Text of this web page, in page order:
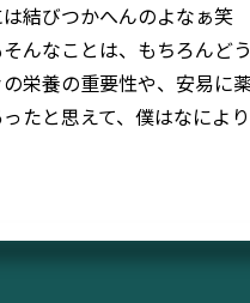
結びつかへんのよなぁ笑
んなことは、もちろんど
の栄養の重要性や、安易に
たと思えて、僕はなによ